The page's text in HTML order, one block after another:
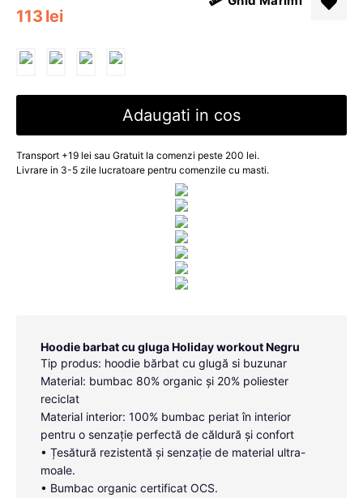
113 lei
Adaugati in cos
Transport +19 lei sau Gratuit la comenzi peste 200 lei.
Livrare in 3-5 zile lucratoare pentru comenzile cu masti.
Hoodie barbat cu gluga Holiday workout Negru
Tip produs: hoodie bărbat cu glugă si buzunar
Material: bumbac 80% organic și 20% poliester
reciclat
Material interior: 100% bumbac periat în interior
pentru o senzație perfectă de căldură și confort
• Țesătură rezistentă și senzație de material ultra-
moale.
• Bumbac organic certificat OCS.